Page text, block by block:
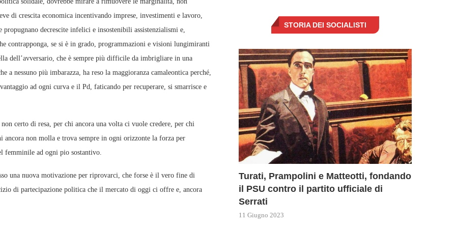
di crescita economica incentivando imprese, investimenti e lavoro,
decrescite infelici e insostenibili assistenzialismi e,
contrapponga, se si è in grado, programmazioni e visioni lungimiranti
dell’avversario, che è sempre più difficile da imbrigliare in una
a nessuno più imbarazza, ha reso la maggioranza camaleontica perché,
ad ogni curva e il Pd, faticando per recuperare, si smarrisce e
certo di resa, per chi ancora una volta ci vuole credere, per chi
ancora non molla e trova sempre in ogni orizzonte la forza per
femminile ad ogni pio sostantivo.
una nuova motivazione per riprovarci, che forse è il vero fine di
di partecipazione politica che il mercato di oggi ci offre e, ancora
STORIA DEI SOCIALISTI
Turati, Prampolini e Matteotti, fondando
il PSU contro il partito ufficiale di
Serrati
11 Giugno 2023